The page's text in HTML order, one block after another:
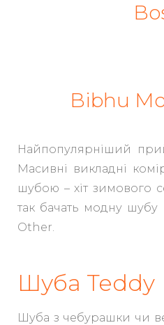
Bibhu
Найпопулярніший
Масивні викладні
шубою – хіт зимового
так бачать модну шубу
Other.
Шуба Teddy
Шуба з чебурашки чи